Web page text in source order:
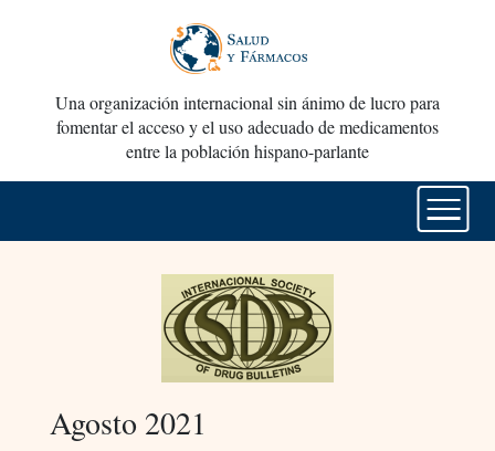
Una organización internacional sin ánimo de lucro para
fomentar el acceso y el uso adecuado de medicamentos
entre la población hispano-parlante
Agosto 2021